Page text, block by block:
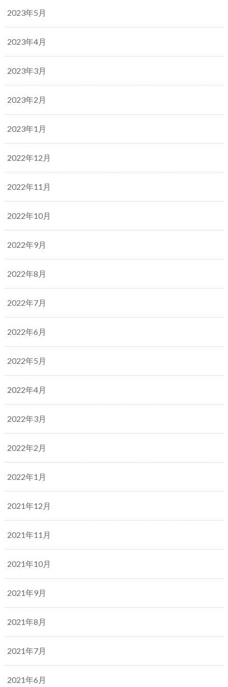
2023年5月
2023年4月
2023年3月
2023年2月
2023年1月
2022年12月
2022年11月
2022年10月
2022年9月
2022年8月
2022年7月
2022年6月
2022年5月
2022年4月
2022年3月
2022年2月
2022年1月
2021年12月
2021年11月
2021年10月
2021年9月
2021年8月
2021年7月
2021年6月